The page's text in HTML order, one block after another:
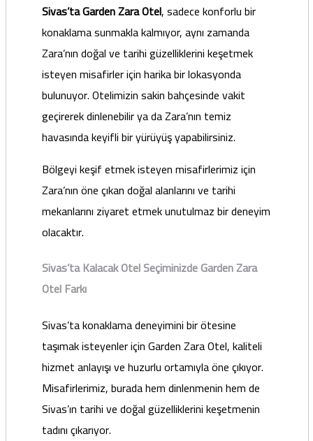
Sivas’ta Garden Zara Otel, sadece konforlu bir
konaklama sunmakla kalmıyor, aynı zamanda
Zara’nın doğal ve tarihi güzelliklerini keşetmek
isteyen misafirler için harika bir lokasyonda
bulunuyor. Otelimizin sakin bahçesinde vakit
geçirerek dinlenebilir ya da Zara’nın temiz
havasında keyifli bir yürüyüş yapabilirsiniz.
Bölgeyi keşif etmek isteyen misafirlerimiz için
Zara’nın öne çıkan doğal alanlarını ve tarihi
mekanlarını ziyaret etmek unutulmaz bir deneyim
olacaktır.
Sivas’ta Kalacak Otel Seçiminizde Garden Zara
Otel Farkı
Sivas’ta konaklama deneyimini bir ötesine
taşımak isteyenler için Garden Zara Otel, kaliteli
hizmet anlayışı ve huzurlu ortamıyla öne çıkıyor.
Misafirlerimiz, burada hem dinlenmenin hem de
Sivas’ın tarihi ve doğal güzelliklerini keşetmenin
tadını çıkarıyor.